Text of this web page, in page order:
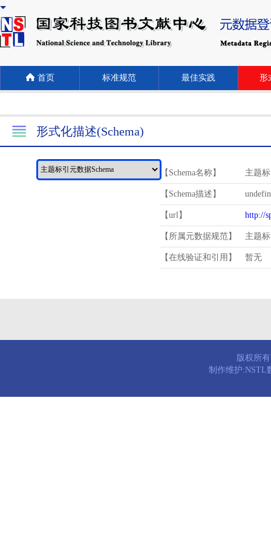
首页 标准规范 最佳实践 形
形式化描述(Schema)
【Schema名称】 主题
【Schema描述】
【url】 http://
【所属元数据规范】 主题
【在线验证和引用】 暂无
版权所
制作维护:NSTL